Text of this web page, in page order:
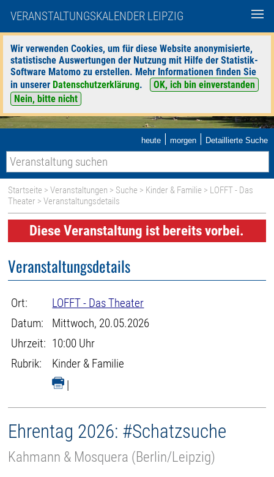
VERANSTALTUNGSKALENDER LEIPZIG
Wir verwenden Cookies, um für diese Website anonymisierte,
statistische Auswertungen der Nutzung mit Hilfe der Statistik-
Software Matomo zu erstellen. Mehr Informationen finden Sie
in unserer Datenschutzerklärung.
OK, ich bin einverstanden
Nein, bitte nicht
heute | morgen | Detaillierte Suche
Startseite >Veranstaltungen > Suche > Kinder & Familie > LOFFT - Das
Theater > Veranstaltungsdetails
Diese Veranstaltung ist bereits vorbei.
Veranstaltungsdetails
Ort:
LOFFT - Das Theater
Datum:
Mittwoch, 20.05.2026
Uhrzeit: 10:00 Uhr
Rubrik:
Kinder & Familie
|
Ehrentag 2026: #Schatzsuche
Kahmann & Mosquera (Berlin/Leipzig)